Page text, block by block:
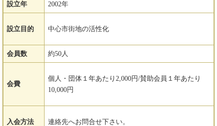
設立年 2002年
設立目的 中心市街地の活性化
会員数 約50人
会費
個人・団体１年あたり2,000円/賛助会員１年あたり
10,000円
入会方法 連絡先へお問合せ下さい。